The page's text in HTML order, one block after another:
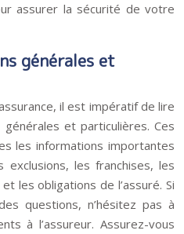
assurer la sécurité de votre
générales et
il est impératif de lire
et particulières. Ces
les informations importantes
exclusions, les franchises, les
les obligations de l’assuré. Si
questions, n’hésitez pas à
à l’assureur. Assurez-vous